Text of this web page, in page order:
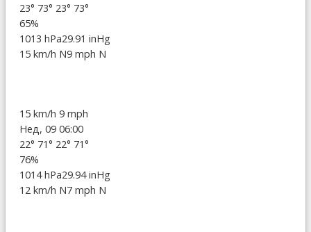
23° 73° 23° 73°
65%
1013 hPa29.91 inHg
15 km/h N9 mph N
15 km/h 9 mph
Нед, 09 06:00
22° 71° 22° 71°
76%
1014 hPa29.94 inHg
12 km/h N7 mph N